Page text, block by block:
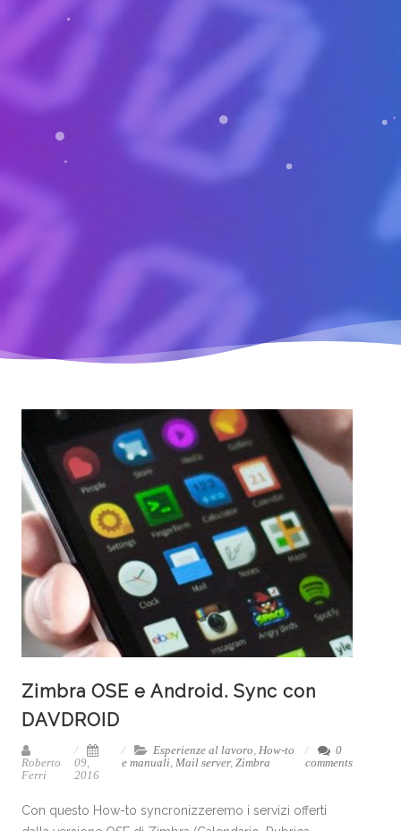
Zimbra OSE e Android. Sync con
DAVDROID
Roberto
Ferri
09,
2016
Esperienze al lavoro,How-to
e manuali,Mail server,Zimbra
0
comments
Con questo How-to syncronizzeremo i servizi offerti